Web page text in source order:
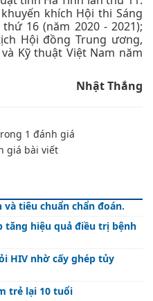
khích Hội thi Sáng
16 (năm 2020 - 2021);
Hội đồng Trung ương,
Kỹ thuật Việt Nam năm
Nhật Thắng
1 đánh giá
giá bài viết
tiêu chuẩn chẩn đoán.
tăng hiệu quả điều trị bệnh
HIV nhờ cấy ghép tủy
trẻ lại 10 tuổi